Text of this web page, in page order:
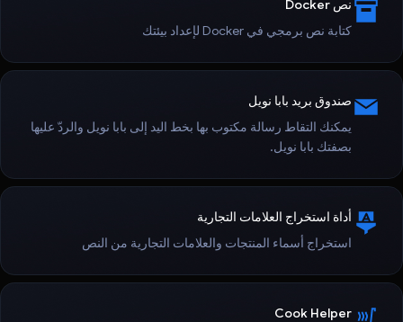
نص Docker
كتابة نص برمجي في Docker لإعداد بيئتك
صندوق بريد بابا نويل
يمكنك التقاط رسالة مكتوب بها بخط اليد إلى بابا نويل والردّ عليها
بصفتك بابا نويل.
أداة استخراج العلامات التجارية
استخراج أسماء المنتجات والعلامات التجارية من النص
Cook Helper